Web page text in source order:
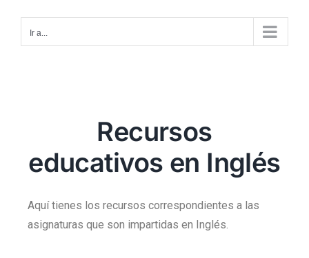
Ir a...
Recursos
educativos en Inglés
Aquí tienes los recursos correspondientes a las
asignaturas que son impartidas en Inglés.